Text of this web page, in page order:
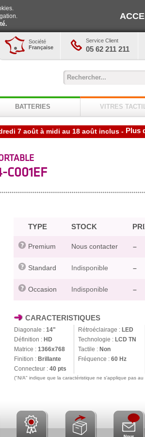
Société
Française
Service Client
05 62 211 211
BATTERIES VITRES
7 août à midi au 18 août inclus - Plus
C001EF
TYPE STOCK
Premium Nous contacter –
Standard Indisponible –
Occasion Indisponible –
CARACTERISTIQUES
Diagonale : 14" Rétroéclairage : LED
Définition : HD Technologie : LCD TN
Matrice : 1366x768 Tactile : Non
Finition : Brillante Fréquence : 60 Hz
Connecteur : 40 pts
("N/A" indique que la caractéristique ne s'applique pas au